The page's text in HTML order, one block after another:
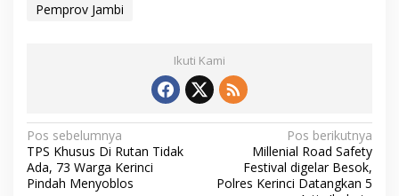
Pemprov Jambi
Ikuti Kami
N
a
v
Pos sebelumnya
TPS Khusus Di Rutan Tidak
Ada, 73 Warga Kerinci
Pindah Menyoblos
Pos berikutnya
Millenial Road Safety
Festival digelar Besok,
Polres Kerinci Datangkan 5